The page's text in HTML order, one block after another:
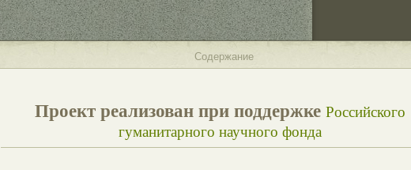
Содержание
Проект реализован при поддержке Российского
гуманитарного научного фонда